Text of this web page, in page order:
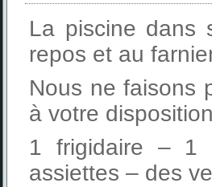
La piscine dans
repos et au
Nous ne faisons
à votre
1 frigidaire – 1
assiettes – des